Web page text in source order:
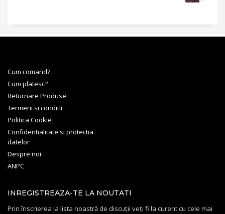
Cum comand?
Cum platesc?
Returnare Produse
Termeni si conditii
Politica Cookie
Confidentialitate si protectia
datelor
Despre noi
ANPC
INREGISTREAZA-TE LA NOUTATI
Prin înscrierea la lista noastră de discuții veți fi la curent cu cele mai